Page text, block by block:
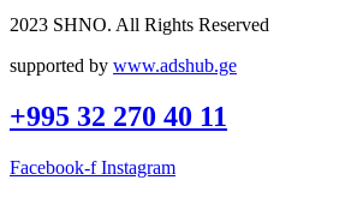
2023 SHNO. All Rights Reserved
supported by www.adshub.ge
+995 32 270 40 11
Facebook-f Instagram